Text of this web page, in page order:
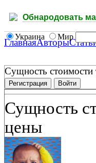
Обнародовать
Украина Мир
ГлавнаяАвторы
Сущность стоимости
Регистрация Войти
Сущность
цены